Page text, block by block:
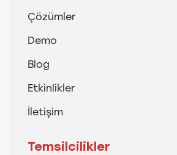
Çözümler
Demo
Blog
Etkinlikler
İletişim
Temsilcilikler